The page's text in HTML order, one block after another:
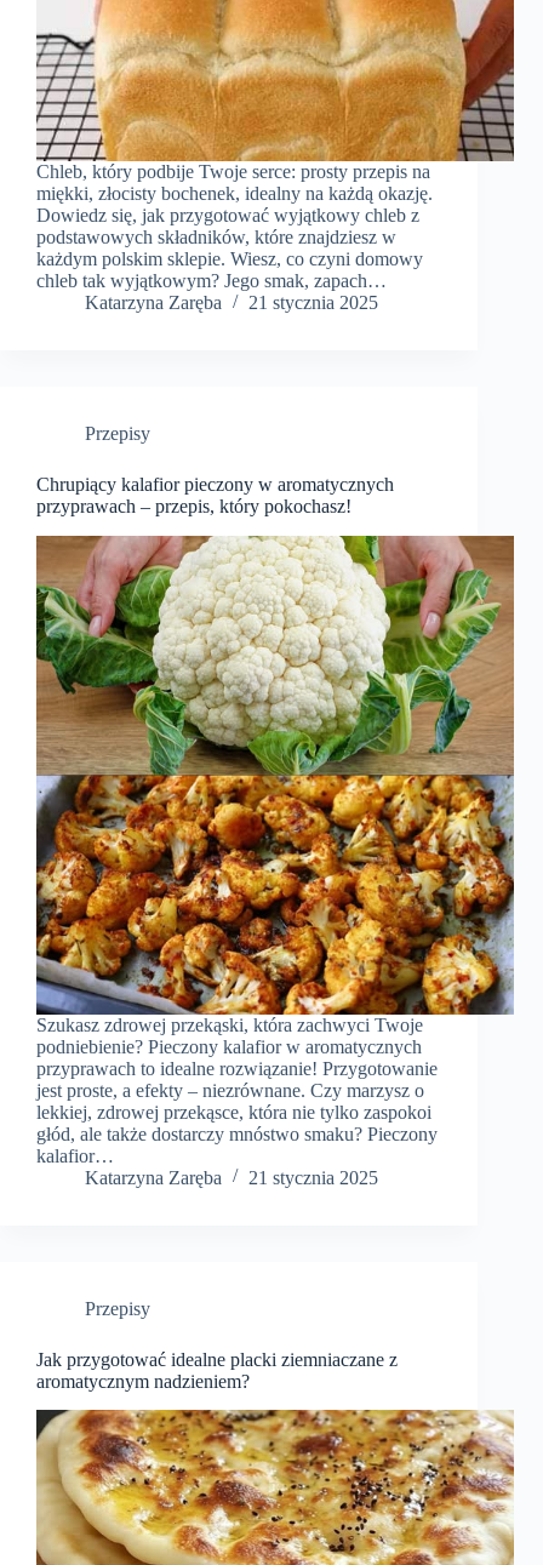
Chleb, który podbije Twoje serce: prosty przepis na
miękki, złocisty bochenek, idealny na każdą okazję.
Dowiedz się, jak przygotować wyjątkowy chleb z
podstawowych składników, które znajdziesz w
każdym polskim sklepie. Wiesz, co czyni domowy
chleb tak wyjątkowym? Jego smak, zapach…
Katarzyna Zaręba
21 stycznia 2025
Przepisy
Chrupiący kalafior pieczony w aromatycznych
przyprawach – przepis, który pokochasz!
Szukasz zdrowej przekąski, która zachwyci Twoje
podniebienie? Pieczony kalafior w aromatycznych
przyprawach to idealne rozwiązanie! Przygotowanie
jest proste, a efekty – niezrównane. Czy marzysz o
lekkiej, zdrowej przekąsce, która nie tylko zaspokoi
głód, ale także dostarczy mnóstwo smaku? Pieczony
kalafior…
Katarzyna Zaręba
21 stycznia 2025
Przepisy
Jak przygotować idealne placki ziemniaczane z
aromatycznym nadzieniem?